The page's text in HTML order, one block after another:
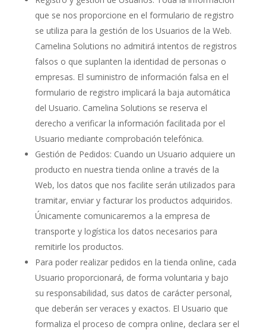
que se nos proporcione en el formulario de registro
se utiliza para la gestión de los Usuarios de la Web.
Camelina Solutions no admitirá intentos de registros
falsos o que suplanten la identidad de personas o
empresas. El suministro de información falsa en el
formulario de registro implicará la baja automática
del Usuario. Camelina Solutions se reserva el
derecho a verificar la información facilitada por el
Usuario mediante comprobación telefónica.
Gestión de Pedidos: Cuando un Usuario adquiere un
producto en nuestra tienda online a través de la
Web, los datos que nos facilite serán utilizados para
tramitar, enviar y facturar los productos adquiridos.
Únicamente comunicaremos a la empresa de
transporte y logística los datos necesarios para
remitirle los productos.
Para poder realizar pedidos en la tienda online, cada
Usuario proporcionará, de forma voluntaria y bajo
su responsabilidad, sus datos de carácter personal,
que deberán ser veraces y exactos. El Usuario que
formaliza el proceso de compra online, declara ser el